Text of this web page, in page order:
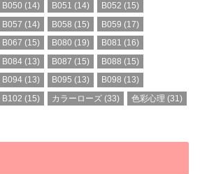
B050 (14) B051 (14) B052 (15)
B057 (14) B058 (15) B059 (17)
B067 (15) B080 (19) B081 (16)
B084(13) B087 (15) B088 (15)
B094(13) B095 (13) B098 (13)
B102 (15) カラーローズ (33) 色彩心理 (31)